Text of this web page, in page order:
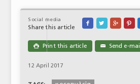
Social media
Share this article
   
 Print this article ✉ Send e-mail
12 April 2017